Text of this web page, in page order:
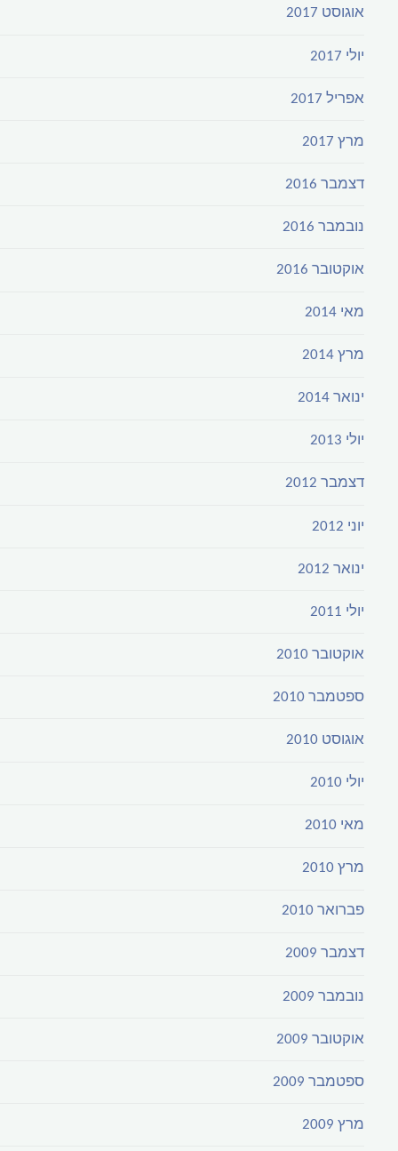
אוגוסט 2017
יולי 2017
אפריל 2017
מרץ 2017
דצמבר 2016
נובמבר 2016
אוקטובר 2016
מאי 2014
מרץ 2014
ינואר 2014
יולי 2013
דצמבר 2012
יוני 2012
ינואר 2012
יולי 2011
אוקטובר 2010
ספטמבר 2010
אוגוסט 2010
יולי 2010
מאי 2010
מרץ 2010
פברואר 2010
דצמבר 2009
נובמבר 2009
אוקטובר 2009
ספטמבר 2009
מרץ 2009